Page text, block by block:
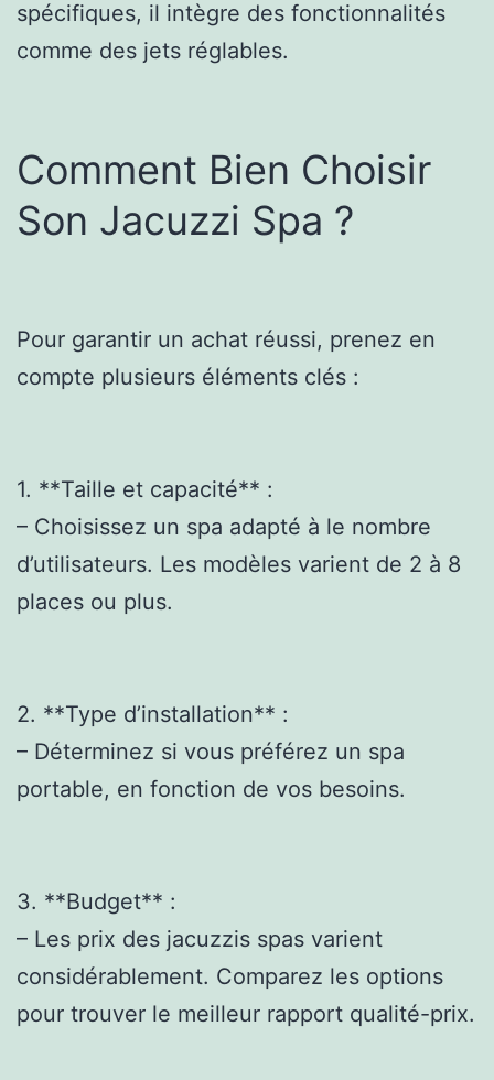
spécifiques, il intègre des fonctionnalités
comme des jets réglables.
Comment Bien Choisir
Son Jacuzzi Spa ?
Pour garantir un achat réussi, prenez en
compte plusieurs éléments clés :
1. **Taille et capacité** :
– Choisissez un spa adapté à le nombre
d’utilisateurs. Les modèles varient de 2 à 8
places ou plus.
2. **Type d’installation** :
– Déterminez si vous préférez un spa
portable, en fonction de vos besoins.
3. **Budget** :
– Les prix des jacuzzis spas varient
considérablement. Comparez les options
pour trouver le meilleur rapport qualité-prix.